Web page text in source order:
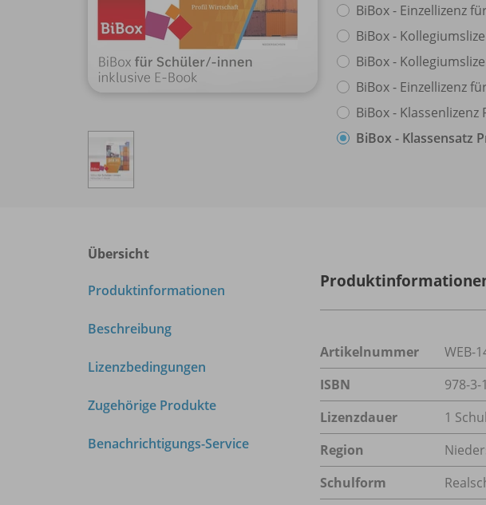
BiBox - Einzellizenz
BiBox -
BiBox -
BiBox - Einzellizenz
BiBox -
BiBox - Klassensatz
Übersicht
Produktinformationen
Beschreibung
Lizenzbedingungen
Zugehörige Produkte
Benachrichtigungs-Service
Artikelnummer
WEB-
ISBN
978-3-
Lizenzdauer
1
Region
Schulform